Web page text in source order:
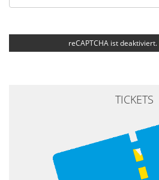
reCAPTCHA ist deaktiviert.
TICKETS